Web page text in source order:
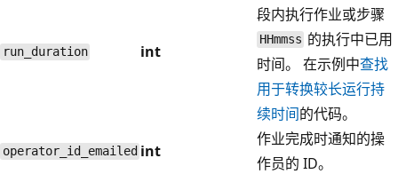
run_duration int
段内执行作业或步骤
HHmmss 的执行中已用
时间。 在示例中查找
用于转换较长运行持
续时间的代码。
operator_id_emailed int
作业完成时通知的操
作员的 ID。